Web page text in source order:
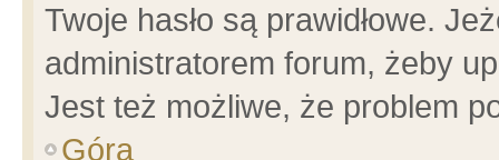
Twoje hasło są prawidłowe.
administratorem forum, żeby
Jest też możliwe, że problem
Góra